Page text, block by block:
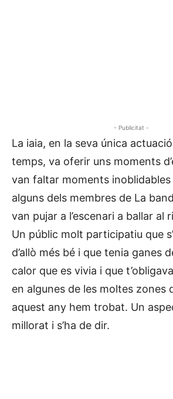
- Publicitat -
La iaia, en la seva única
temps, va oferir uns moments
van faltar moments inoblidables
alguns dels membres de La
van pujar a l’escenari a ballar al
Un públic molt participatiu que
d’allò més bé i que tenia ganes
calor que es vivia i que
en algunes de les moltes zones
aquest any hem trobat. Un
millorat i s’ha de dir.